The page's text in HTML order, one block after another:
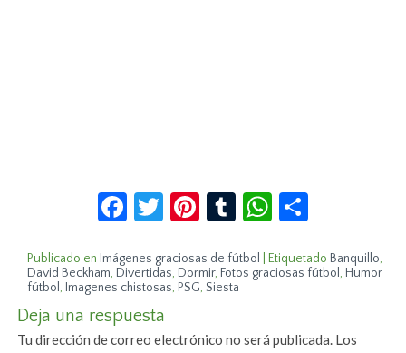
Facebook
Twitter
Pinterest
TumblrWhatsApp
Publicado en Imágenes graciosas de fútbol Etiquetado Banquillo,
David Beckham, Divertidas, Dormir, Fotos graciosas fútbol , Humor
fútbol , Imagenes chistosas, PSG, Siesta
Deja una respuesta
Tu dirección de correo electrónico no será publicada. Los